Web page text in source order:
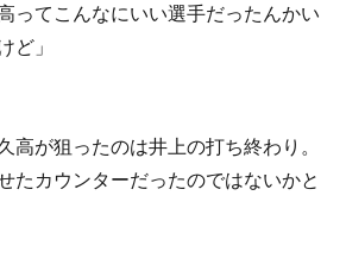
ってこんなにいい選手だったんかい
ど」
高が狙ったのは井上の打ち終わり。
たカウンターだったのではないかと